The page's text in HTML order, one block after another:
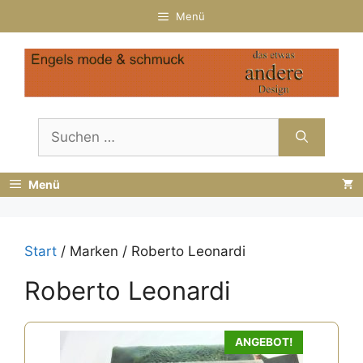
Inhalt
springen
Menü
nach:
Menü
Start / Marken / Roberto Leonardi
Roberto Leonardi
ANGEBOT!